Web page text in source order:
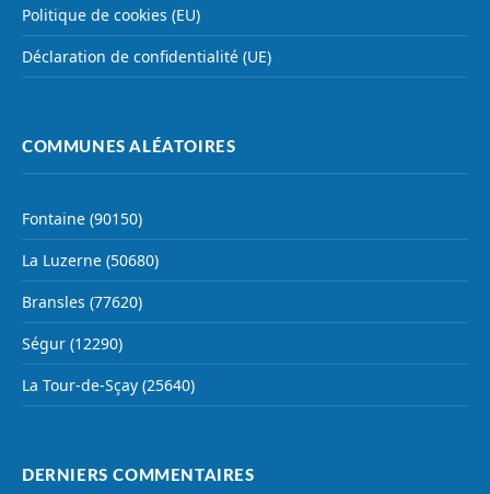
Politique de cookies (EU)
Déclaration de confidentialité (UE)
COMMUNES ALÉATOIRES
Fontaine (90150)
La Luzerne (50680)
Bransles (77620)
Ségur (12290)
La Tour-de-Sçay (25640)
DERNIERS COMMENTAIRES